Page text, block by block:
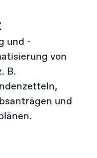
und -
von
B.
und